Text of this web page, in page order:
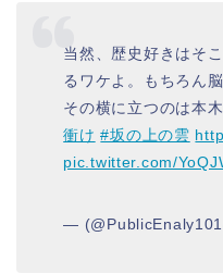
当然、歴史好きはそ
るワケよ。もちろん
その横に立つのは本
衝け #坂の上の雲
pic.twitter.com/
—